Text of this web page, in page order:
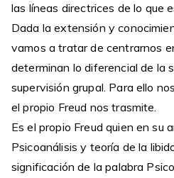
las líneas directrices de lo que
Dada la extensión y
vamos a tratar de centrarnos
determinan lo diferencial de la
supervisión grupal. Para ello
el propio Freud nos trasmite.
Es el propio Freud quien en su
Psicoanálisis y teoría de la
significación de la palabra